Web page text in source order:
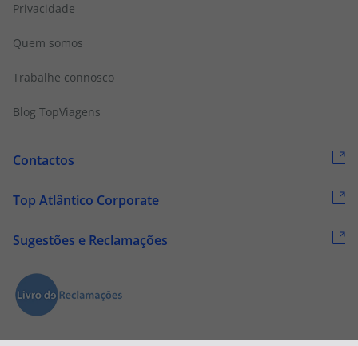
Privacidade
Quem somos
Trabalhe connosco
Blog TopViagens
Contactos
Top Atlântico Corporate
Sugestões e Reclamações